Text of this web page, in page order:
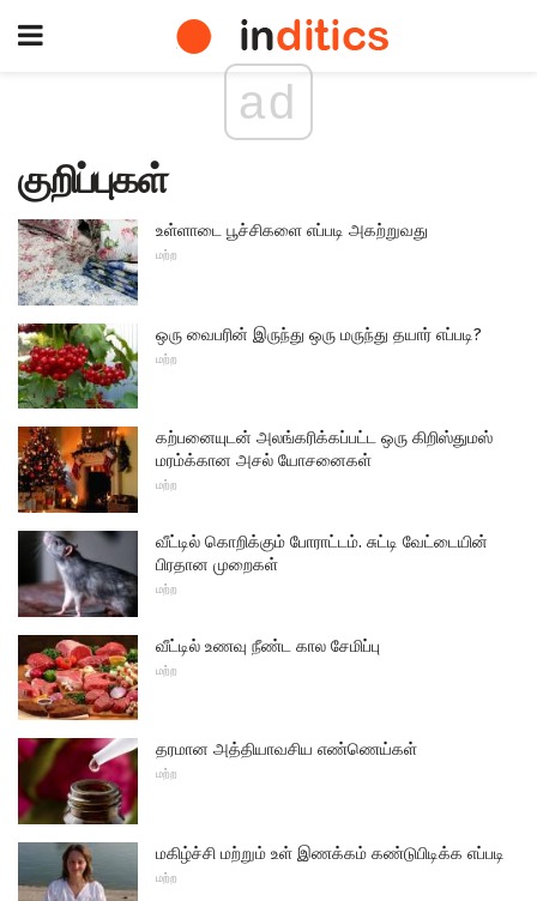
ad
குறிப்புகள்
உள்ளாடை பூச்சிகளை எப்படி அகற்றுவது
மற்ற
ஒரு வைபரின் இருந்து ஒரு மருந்து தயார் எப்படி?
மற்ற
கற்பனையுடன் அலங்கரிக்கப்பட்ட ஒரு கிறிஸ்துமஸ்
மரம்க்கான அசல் யோசனைகள்
மற்ற
வீட்டில் கொறிக்கும் போராட்டம். சுட்டி வேட்டையின்
பிரதான முறைகள்
மற்ற
வீட்டில் உணவு நீண்ட கால சேமிப்பு
மற்ற
தரமான அத்தியாவசிய எண்ணெய்கள்
மற்ற
மகிழ்ச்சி மற்றும் உள் இணக்கம் கண்டுபிடிக்க எப்படி
மற்ற